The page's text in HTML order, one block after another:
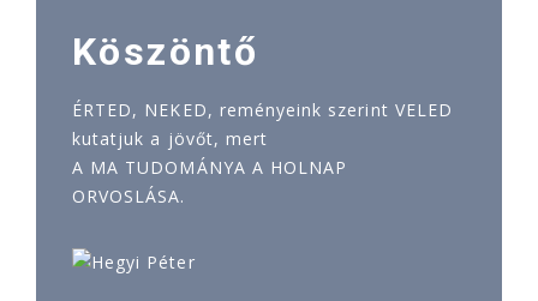
Köszöntő
ÉRTED, NEKED, reményeink szerint VELED
kutatjuk a jövőt, mert
A MA TUDOMÁNYA A HOLNAP
ORVOSLÁSA.